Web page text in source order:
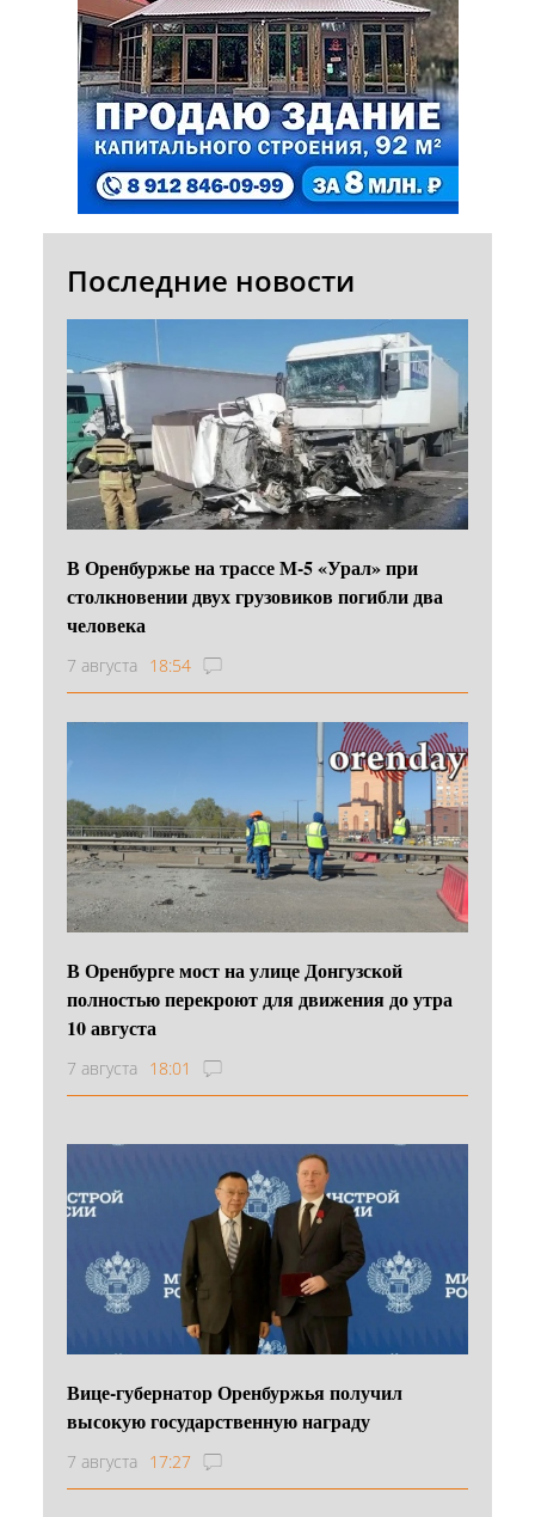
Последние новости
В Оренбуржье на трассе М-5 «Урал» при
столкновении двух грузовиков погибли два
человека
7 августа 18:54
В Оренбурге мост на улице Донгузской
полностью перекроют для движения до утра
10 августа
7 августа 18:01
Вице-губернатор Оренбуржья получил
высокую государственную награду
7 августа 17:27